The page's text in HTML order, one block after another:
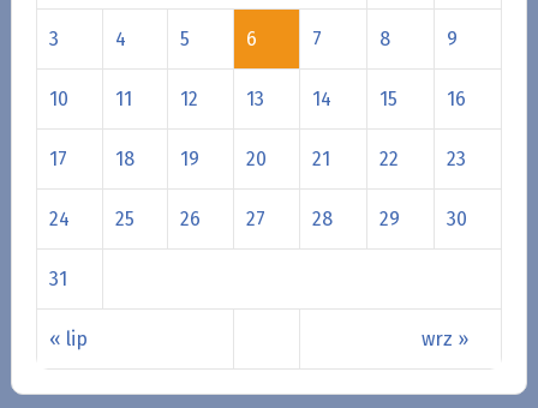
« lip wrz »
3 4 5 6 7 8 9
10 11 12 13 14 15 16
17 18 19 20 21 22 23
24 25 26 27 28 29 30
31